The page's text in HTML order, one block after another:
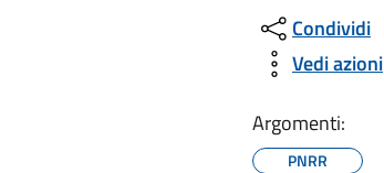
Condividi
Vedi azioni
Argomenti:
PNRR